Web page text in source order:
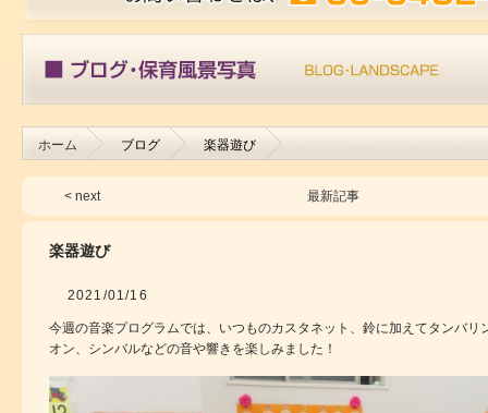
ホーム ブログ 楽器遊び
< next 最新記事
楽器遊び
2021/01/16
今週の音楽プログラムでは、いつものカスタネット、鈴に加えてタンバリ
オン、シンバルなどの音や響きを楽しみました！